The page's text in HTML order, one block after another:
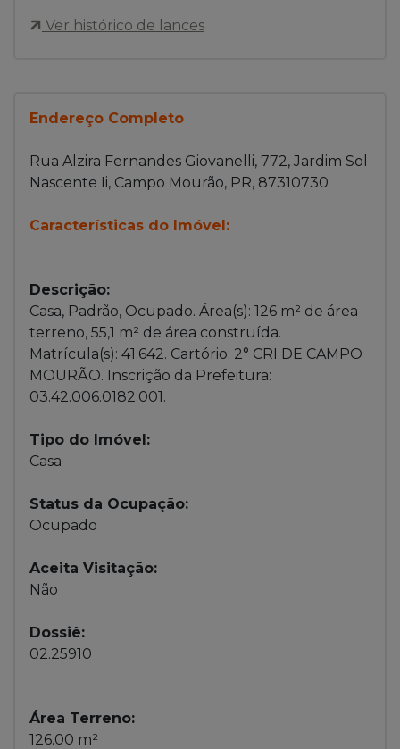
Endereço Completo
Rua Alzira Fernandes Giovanelli, 772, Jardim Sol
Nascente Ii, Campo Mourão, PR, 87310730
Características do Imóvel:
Descrição:
Casa, Padrão, Ocupado. Área(s): 126 m² de área
terreno, 55,1 m² de área construída.
Matrícula(s): 41.642. Cartório: 2° CRI DE CAMPO
MOURÃO. Inscrição da Prefeitura:
03.42.006.0182.001.
Tipo do Imóvel:
Casa
Status da Ocupação:
Ocupado
Aceita Visitação:
Não
Dossiê:
02.25910
Área Terreno:
126.00 m²
Ver histórico de lances